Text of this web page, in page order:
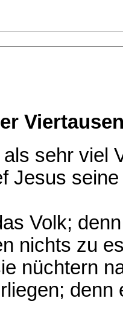
als sehr viel
Jesus
Volk;
nichts zu
nüchtern